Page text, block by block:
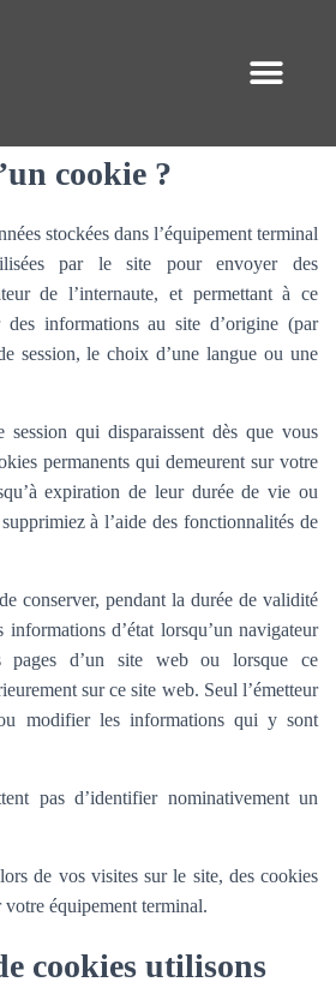
cookie ?
stockées dans l’équipement terminal
par le site pour envoyer des
de l’internaute, et permettant à ce
des informations au site d’origine (par
session, le choix d’une langue ou une
qui disparaissent dès que vous
permanents qui demeurent sur votre
expiration de leur durée de vie ou
à l’aide des fonctionnalités de
conserver, pendant la durée de validité
d’état lorsqu’un navigateur
pages d’un site web ou lorsque ce
sur ce site web. Seul l’émetteur
modifier les informations qui y sont
pas d’identifier nominativement un
de vos visites sur le site, des cookies
votre équipement terminal.
cookies utilisons